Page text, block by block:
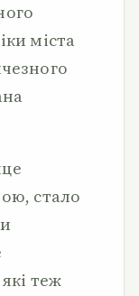
міста
стало
теж